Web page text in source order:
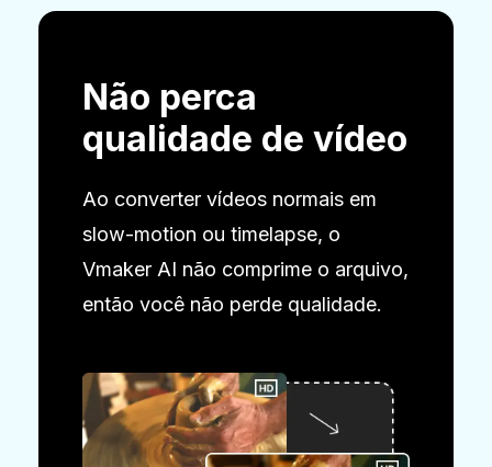
Não perca
qualidade de vídeo
Ao converter vídeos normais em
slow-motion ou timelapse, o
Vmaker AI não comprime o arquivo,
então você não perde qualidade.